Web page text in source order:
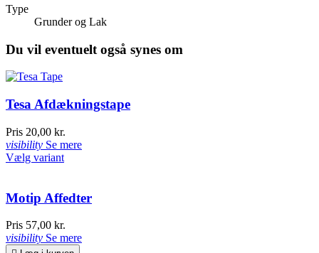
Type
Grunder og Lak
Du vil eventuelt også synes om
Tesa Afdækningstape
Pris 20,00 kr.
visibility Se mere
Vælg variant
Motip Affedter
Pris 57,00 kr.
visibility Se mere